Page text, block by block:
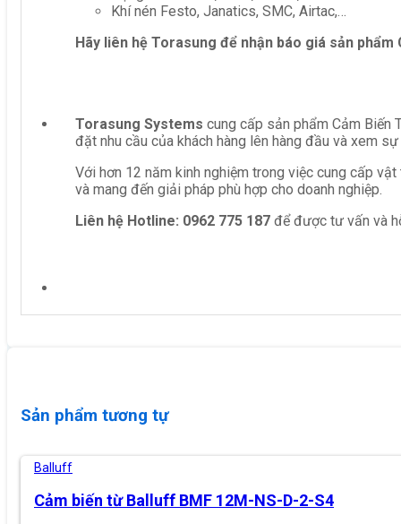
Khí nén Festo, Janatics, SMC, Airtac,…
Hãy liên hệ Torasung để nhận báo giá sản phẩm
Torasung Systems cung cấp sản phẩm Cảm Biến
đặt nhu cầu của khách hàng lên hàng đầu và xem
Với hơn 12 năm kinh nghiệm trong việc cung cấp
và mang đến giải pháp phù hợp cho doanh nghiệp.
Liên hệ Hotline: 0962 775 187 để được tư vấn và
Sản phẩm tương tự
Balluff
Cảm biến từ Balluff BMF 12M-NS-D-2-S4